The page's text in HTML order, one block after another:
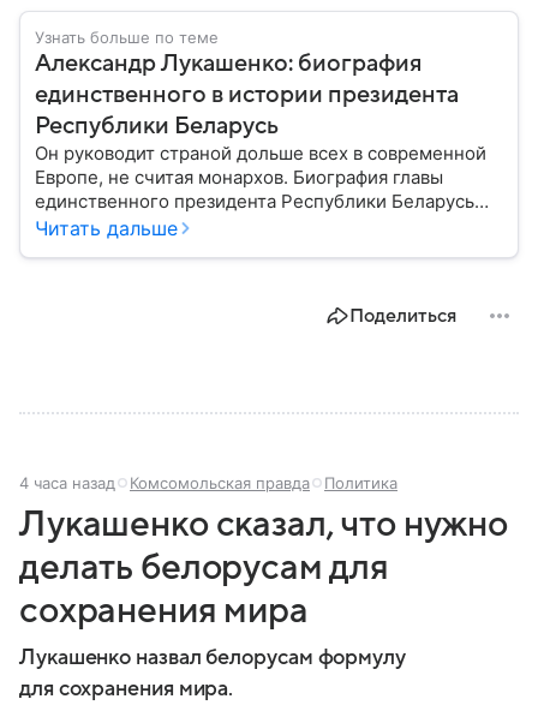
Узнать больше по теме
Александр Лукашенко: биография
единственного в истории президента
Республики Беларусь
Он руководит страной дольше всех в современной
Европе, не считая монархов. Биография главы
единственного президента Республики Беларусь
Александра Лукашенко — в материале.
Читать дальше
Поделиться
4 часа назад Комсомольская правда Политика
Лукашенко сказал, что нужно
делать белорусам для
сохранения мира
Лукашенко назвал белорусам формулу
для сохранения мира.